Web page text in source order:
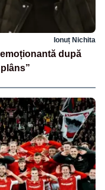
Ionuț Nichita
după